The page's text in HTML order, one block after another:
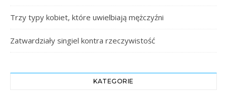
Trzy typy kobiet, które uwielbiają mężczyźni
Zatwardziały singiel kontra rzeczywistość
KATEGORIE